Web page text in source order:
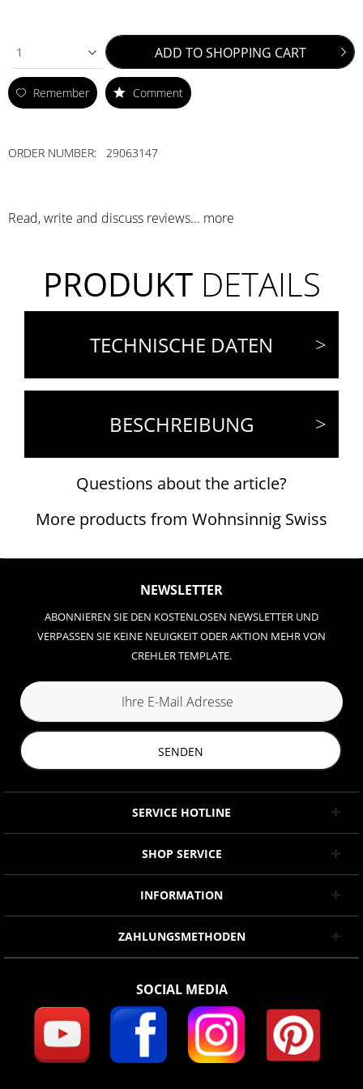
1 ADD TOSHOPPING CART
Remember Comment
ORDER NUMBER: 29063147
Read, write and discuss reviews... more
PRODUKTDETAILS
TECHNISCHE DATEN
BESCHREIBUNG
Questions about the article?
More products from Wohnsinnig Swiss
NEWSLETTER
ABONNIEREN SIE DEN KOSTENLOSEN NEWSLETTER UND
VERPASSEN SIE KEINE NEUIGKEIT ODER AKTION MEHR VON
CREHLER TEMPLATE.
SENDEN
SERVICE HOTLINE
SHOP SERVICE
INFORMATION
ZAHLUNGSMETHODEN
SOCIAL MEDIA